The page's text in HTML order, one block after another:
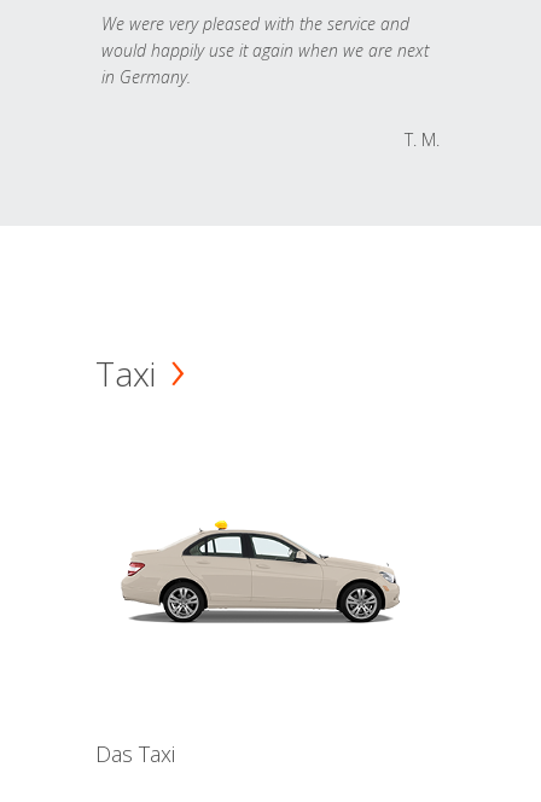
We were very pleased with the service and
would happily use it again when we are next
in Germany.
T. M.
Taxi
Das Taxi